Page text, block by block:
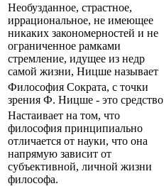
Необузданное, страстное,
иррациональное, не имеющее
никаких закономерностей и не
ограниченное рамками
стремление, идущее из недр
самой жизни, Ницше называет
Философия Сократа, с точки
зрения Ф. Ницше - это средство
Настаивает на том, что
философия принципиально
отличается от науки, что она
напрямую зависит от
субъективной, личной жизни
философа.